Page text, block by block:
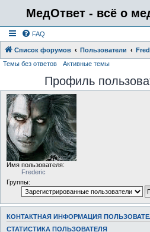
МедОтвет - всё о
FAQ
Список форумов Пользователи
Темы без ответов Активные темы
Профиль
Имя пользователя:
Frederic
Группы:
КОНТАКТНАЯ ИНФОРМАЦИЯ
СТАТИСТИКА ПОЛЬЗОВАТЕЛЯ